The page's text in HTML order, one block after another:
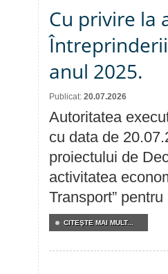
Cu privire la
anul 2025.
Publicat: 20.07.2026
Autoritatea
cu data de
proiectului de
activitatea
Transport” pentru
CITEŞTE MAI MULT...